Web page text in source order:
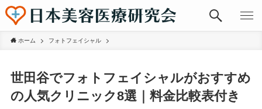
ホーム フォトフェイシャル
世田谷でフォトフェイシャルがおすすめ
の人気クリニック8選｜料金比較表付き